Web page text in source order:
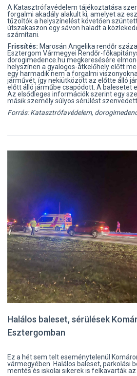
A Katasztrófavédelem tájékoztatása
forgalmi akadály alakult ki, amelyet az
tűzoltók a helyszínelést követően
útszakaszon egy sávon haladt a
számítani.
Frissítés: Marosán Angelika rendőr
Esztergom Vármegyei Rendőr-
dorogimedence.hu megkeresésére
helyszínen a gyalogos-átkelőhely előtt
egy harmadik nem a forgalmi
járművét, így nekiütközött az előtte álló
előtt álló járműbe csapódott. A balesetet
Az elsődleges információk szerint egy
másik személy súlyos sérülést szenvedett.
Forrás: Katasztrófavédelem,
Halálos baleset, sérülések
Esztergomban
Ez a hét sem telt eseménytelenül
vármegyében. Halálos baleset, parkolási
mentés és iskolai sikerek is felkavarták az